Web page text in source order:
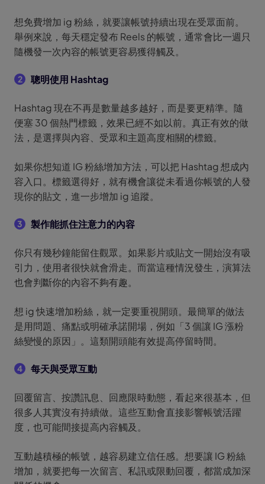
想免費增加 ig 粉絲，就要讓帳號持續出現在受眾面前。
舉例來說，每天穩定發布 Reels 的帳號，通常會比一週只
隨機發一次內容的帳號更容易獲得觸及。
2 聰明使用 Hashtag
Hashtag 現在不再是數量越多越好，而是要更精準。隨
便塞 30 個熱門標籤，效果已經不如以前。真正有效的做
法，是選擇與內容、受眾和主題高度相關的標籤。
如果你想知道 IG 粉絲增加方法，可以把 Hashtag 想成內
容入口。標籤選得好，就有機會讓從未看過你帳號的人發
現你的貼文，進一步增加 ig 追蹤。
3 製作能抓住注意力的內容
你只有幾秒鐘能留住觀眾。如果影片或貼文一開始沒有吸
引力，使用者很快就會滑走。而當這種情況發生，演算法
也會判斷你的內容不夠有趣。
想 ig 快速增加粉絲，就一定要重視開頭。最簡單的做法
是用問題、痛點或明確承諾開場，例如「3 個讓 IG 漲粉
絲變慢的原因」。這類開頭能有效提高停留時間。
4 每天與受眾互動
回覆留言、按讚訊息、回應限時動態，看起來很基本，但
很多人其實沒有持續做。這些互動會直接影響帳號活躍
度，也可能間接提高內容觸及。
互動越積極的帳號，越容易建立信任感。想要讓 IG 粉絲
增加，就要把每一次留言、私訊或限動回覆，都當成加深